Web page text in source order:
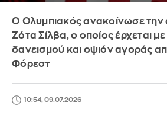
Ο Ολυμπιακός ανακοίνωσε την
Ζότα Σίλβα, ο οποίος έρχεται
δανεισμού και οψιόν αγοράς
Φόρεστ
10:54, 09.07.2026